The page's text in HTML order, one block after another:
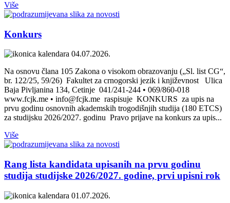
Više
Konkurs
04.07.2026.
Na osnovu člana 105 Zakona o visokom obrazovanju („Sl. list CG“,
br. 122/25, 59/26) Fakultet za crnogorski jezik i književnost Ulica
Baja Pivljanina 134, Cetinje 041/241-244 • 069/860-018
www.fcjk.me • info@fcjk.me raspisuje KONKURS za upis na
prvu godinu osnovnih akademskih trogodišnjih studija (180 ETCS)
za studijsku 2026/2027. godinu Pravo prijave na konkurs za upis...
Više
Rang lista kandidata upisanih na prvu godinu
studija studijske 2026/2027. godine, prvi upisni rok
01.07.2026.